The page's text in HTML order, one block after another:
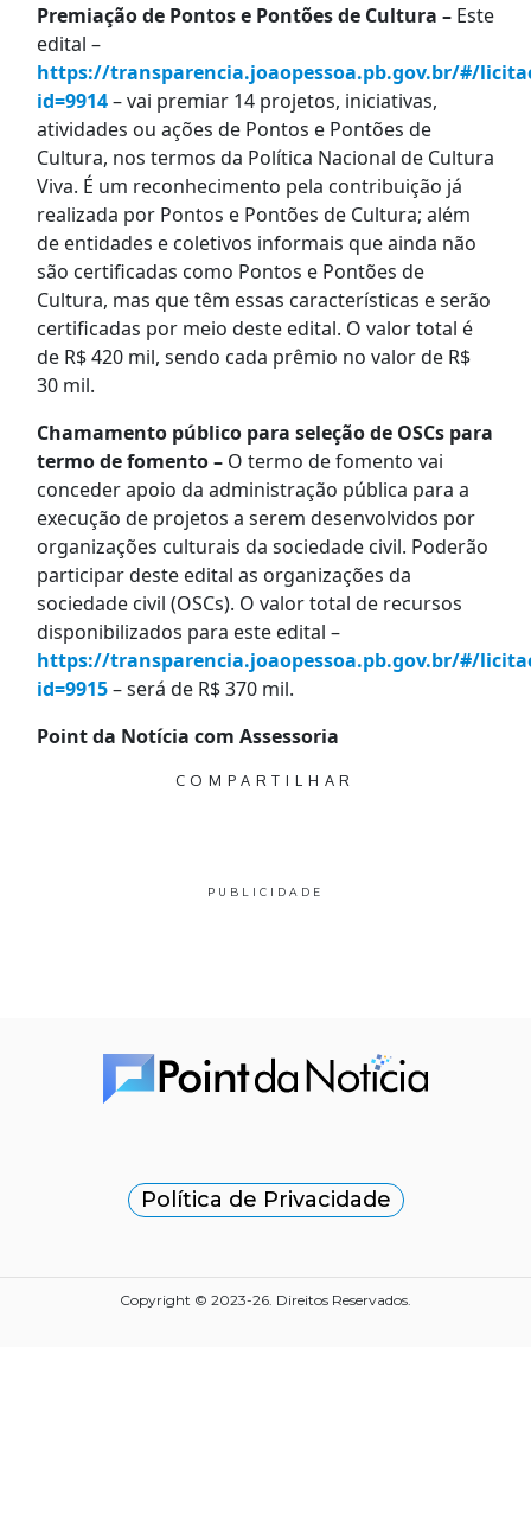
Premiação de Pontos e Pontões de Cultura – Este
edital –
https://transparencia.joaopessoa.pb.gov.br/#/
id=9914– vai premiar 14 projetos, iniciativas,
atividades ou ações de Pontos e Pontões de
Cultura, nos termos da Política Nacional de Cultura
Viva. É um reconhecimento pela contribuição já
realizada por Pontos e Pontões de Cultura; além
de entidades e coletivos informais que ainda não
são certificadas como Pontos e Pontões de
Cultura, mas que têm essas características e serão
certificadas por meio deste edital. O valor total é
de R$ 420 mil, sendo cada prêmio no valor de R$
30 mil.
Chamamento público para seleção de OSCs para
termo de fomento – O termo de fomento vai
conceder apoio da administração pública para a
execução de projetos a serem desenvolvidos por
organizações culturais da sociedade civil. Poderão
participar deste edital as organizações da
sociedade civil (OSCs). O valor total de recursos
disponibilizados para este edital –
https://transparencia.joaopessoa.pb.gov.br/#/
id=9915– será de R$ 370 mil.
Point da Notícia com Assessoria
COMPARTILHAR
PUBLICIDADE
Política de Privacidade
Copyright © 2023-26. Direitos Reservados.